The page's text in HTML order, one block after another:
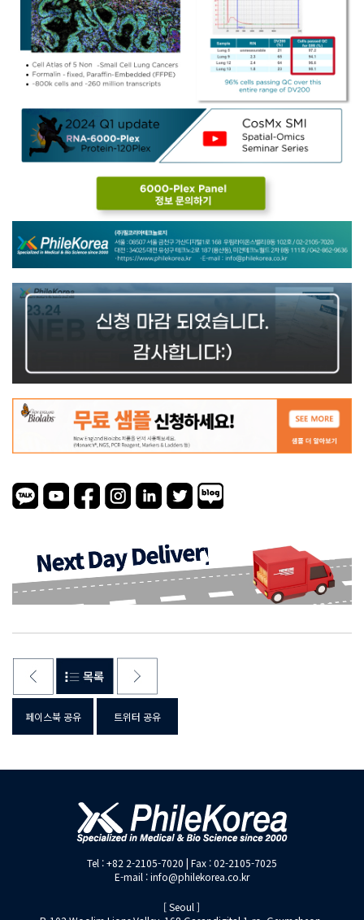
페이스북 공유 트위터 공유
Tel : +82 2-2105-7020 | Fax : 02-2105-7025
E-mail : info@philekorea.co.kr
[ Seoul ]